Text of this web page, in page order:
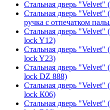
Стальная дверь "Velvet"
Стальная дверь "Velvet"
ручка с отпечатком
Стальная дверь "Velvet"
lock Y12)
Стальная дверь "Velvet"
lock Y23)
Стальная дверь "Velvet"
lock DZ 888)
Стальная дверь "Velvet"
lock К06)
Стальная дверь "Velvet"